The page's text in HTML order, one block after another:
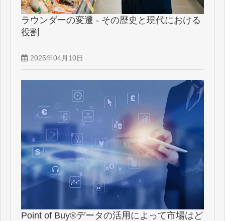
ラウンダーの変遷 - その歴史と現代における
役割
2025年04月10日
Point of Buy®データの活用によって市場はど